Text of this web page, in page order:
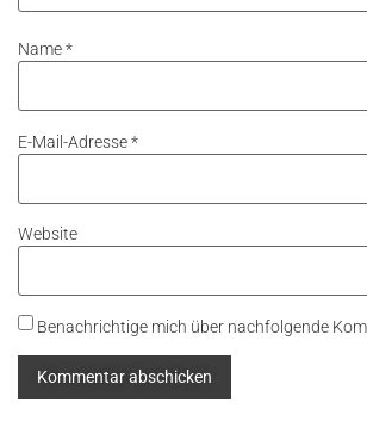
Name*
E-Mail-Adresse*
Website
Benachrichtige mich über nachfolgende